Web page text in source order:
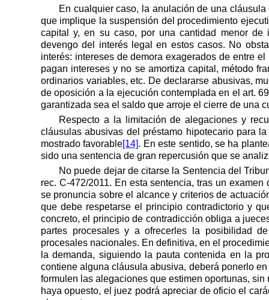
En cualquier caso, la anulación de una
que implique la suspensión del procedimiento
capital y, en su caso, por una cantidad menor de
devengo del interés legal en estos casos. No
interés: intereses de demora exagerados de entre
pagan intereses y no se amortiza capital, método
ordinarios variables, etc. De declararse abusivas,
de oposición a la ejecución contemplada en el art.
garantizada sea el saldo que arroje el cierre de una
Respecto a la limitación de alegaciones y
cláusulas abusivas del préstamo hipotecario para
mostrado favorable[14]. En este sentido, se ha
sido una sentencia de gran repercusión que se
No puede dejar de citarse la Sentenciadel
rec. C-472/2011. En esta sentencia, tras un
se pronuncia sobre el alcance y criterios de
que debe respetarse el principio contradictorio y
concreto, el principio de contradicción obliga a
partes procesales y a ofrecerles la posibilidad
procesales nacionales. En definitiva, en el
la demanda, siguiendo la pauta contenida en la
contiene alguna cláusula abusiva, deberá ponerlo
formulen las alegaciones que estimen oportunas,
haya opuesto, el juez podrá apreciar de oficio el